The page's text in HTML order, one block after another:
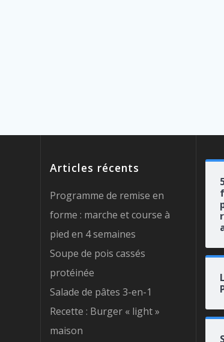
Articles récents
Programme de remise en
forme : marche et course à
pied en 4 semaines
Soupe de pois cassés
protéinée
Salade de pâtes 3-en-1
Recette : Burger « light »
maison